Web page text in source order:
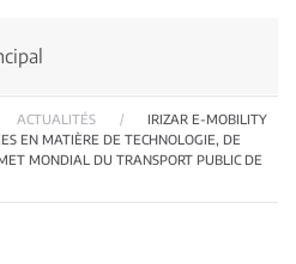
ACTUALITÉS
IRIZAR E-MOBILITY
EN MATIÈRE DE TECHNOLOGIE, DE
MONDIAL DU TRANSPORT PUBLIC DE